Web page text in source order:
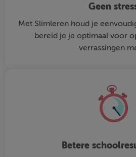
Geen
Met Slimleren houd je
bereid je je optimaal voor
verrassingen
Betere